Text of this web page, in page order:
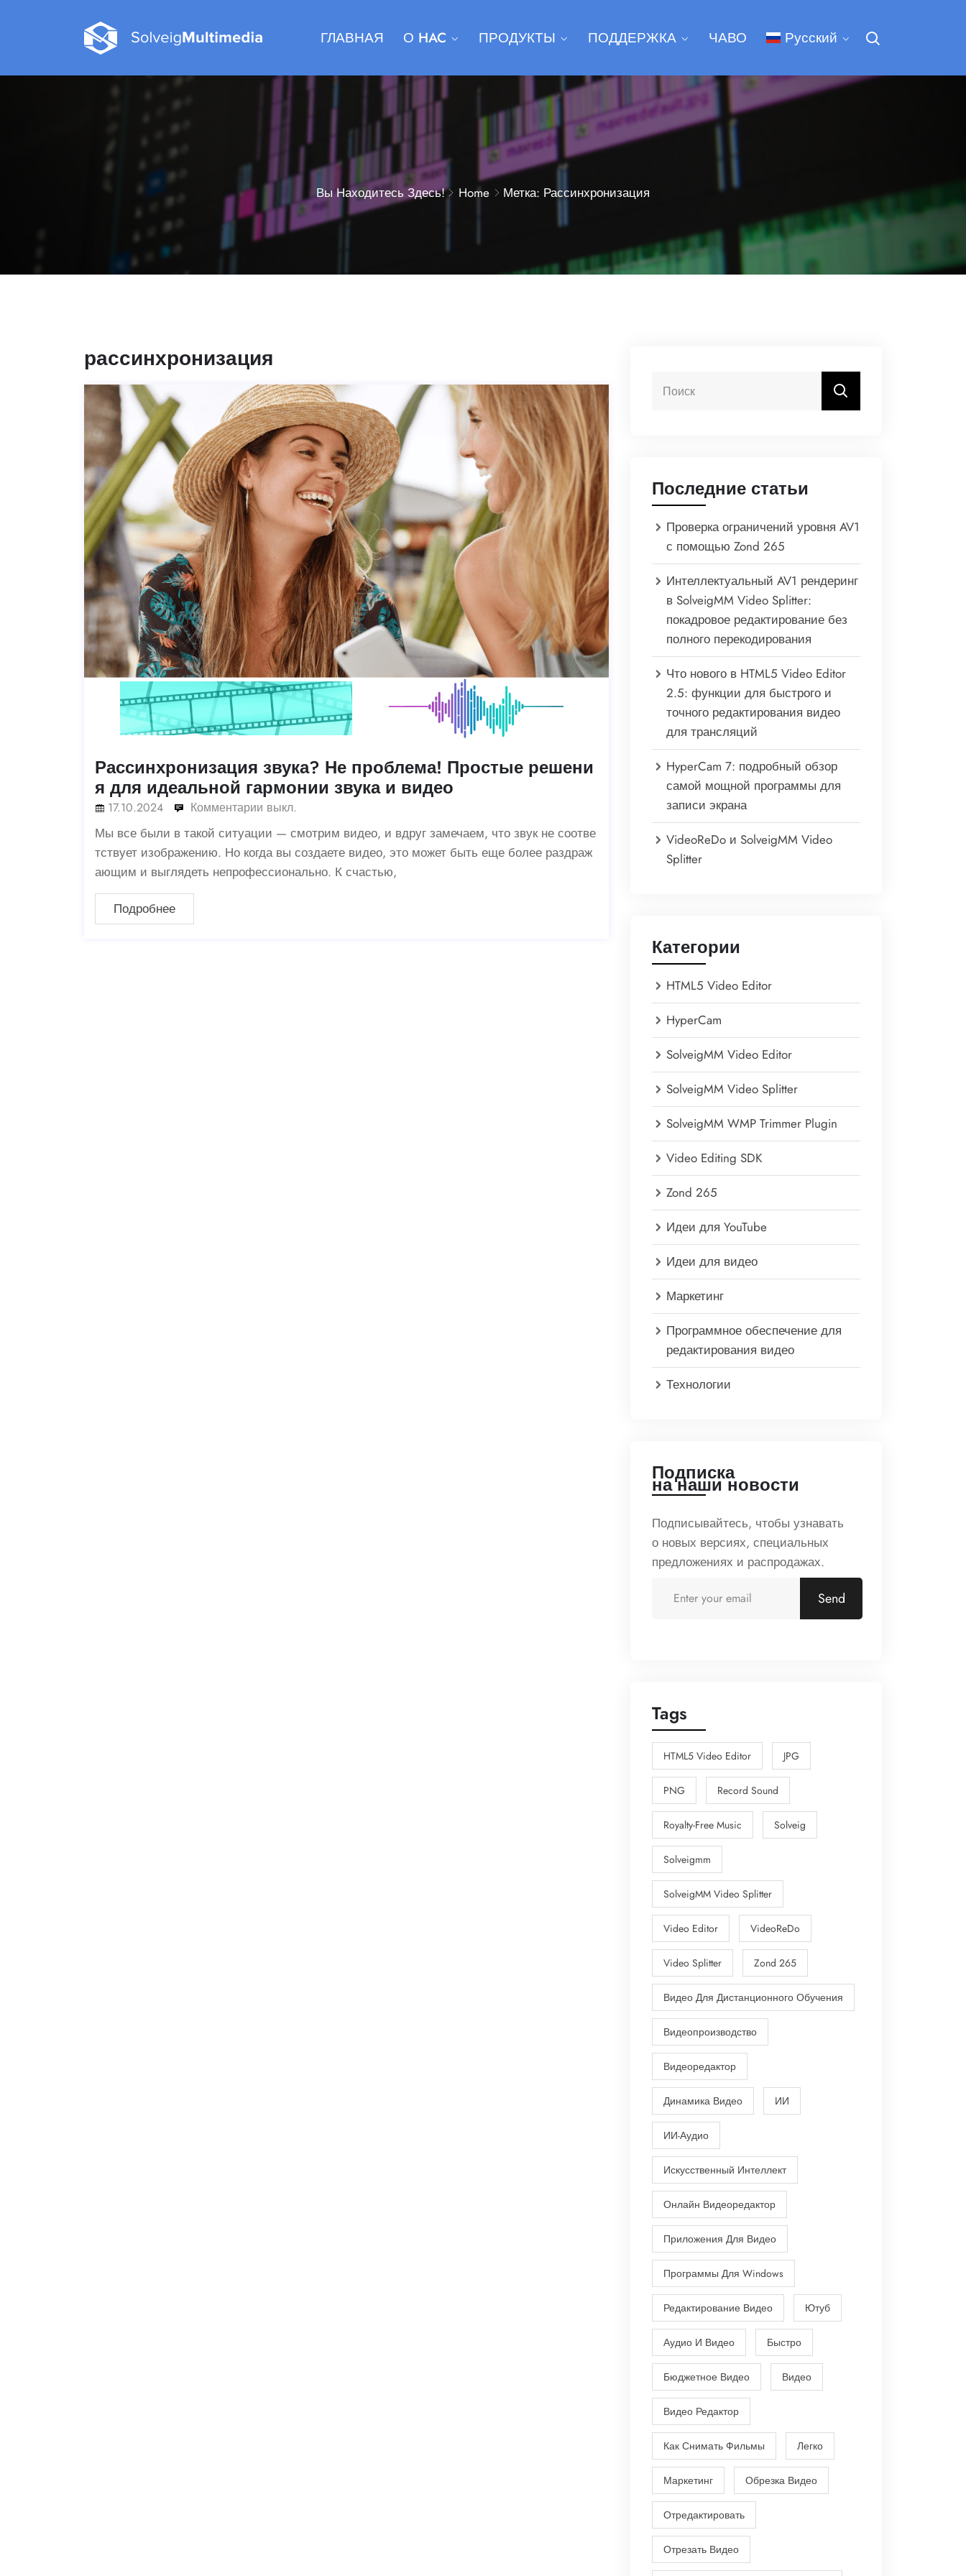
ГЛАВНАЯ О HAC ПРОДУКТЫ ПОДДЕРЖКА ЧАВО Русский
Вы Находитесь Здесь! Home Метка: Рассинхронизация
рассинхронизация
Рассинхронизация звука? Не проблема! Простые решени
я для идеальной гармонии звука и видео
17.10.2024 Комментарии выкл.
Мы все были в такой ситуации — смотрим видео, и вдруг замечаем, что звук не соотве
тствует изображению. Но когда вы создаете видео, это может быть еще более раздраж
ающим и выглядеть непрофессионально. К счастью,
Подробнее
Последние статьи
Проверка ограничений уровня AV1
с помощью Zond 265
Интеллектуальный AV1 рендеринг
в SolveigMM Video Splitter:
покадровое редактирование без
полного перекодирования
Что нового в HTML5 Video Editor
2.5: функции для быстрого и
точного редактирования видео
для трансляций
HyperCam 7: подробный обзор
самой мощной программы для
записи экрана
VideoReDo и SolveigMM Video
Splitter
Категории
HTML5 Video Editor
HyperCam
SolveigMM Video Editor
SolveigMM Video Splitter
SolveigMM WMP Trimmer Plugin
Video Editing SDK
Zond 265
Идеи для YouTube
Идеи для видео
Маркетинг
Программное обеспечение для
редактирования видео
Технологии
Подписка
на наши новости
Подписывайтесь, чтобы узнавать
о новых версиях, специальных
предложениях и распродажах.
Send
Tags
HTML5 Video Editor JPG
PNG Record Sound
Royalty-Free Music Solveig
Solveigmm
SolveigMM Video Splitter
Video Editor VideoReDo
Video Splitter Zond 265
Видео Для Дистанционного Обучения
Видеопроизводство
Видеоредактор
Динамика Видео ИИ
ИИ-Аудио
Искусственный Интеллект
Онлайн Видеоредактор
Приложения Для Видео
Программы Для Windows
Редактирование Видео Ютуб
Аудио И Видео Быстро
Бюджетное Видео Видео
Видео Редактор
Как Снимать Фильмы Легко
Маркетинг Обрезка Видео
Отредактировать
Отрезать Видео